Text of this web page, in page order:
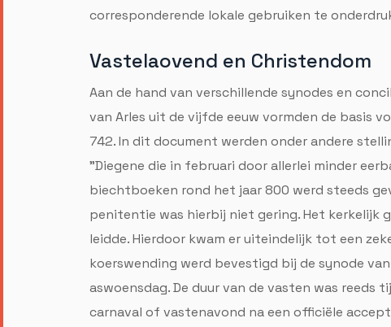
corresponderende lokale gebruiken te
Vastelaovend en Christendom
Aan de hand van verschillende synodes en
van Arles uit de vijfde eeuw vormden de basis
742. In dit document werden onder andere
"Diegene die in februari door allerlei minder
biechtboeken rond het jaar 800 werd steeds
penitentie was hierbij niet gering. Het
leidde. Hierdoor kwam er uiteindelijk tot een
koerswending werd bevestigd bij de synode
aswoensdag. De duur van de vasten was
carnaval of vastenavond na een officiële